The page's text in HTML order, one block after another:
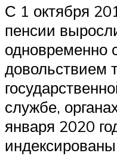
С 1 октября
пенсии
одновременно
довольствием
службе,
января 2020